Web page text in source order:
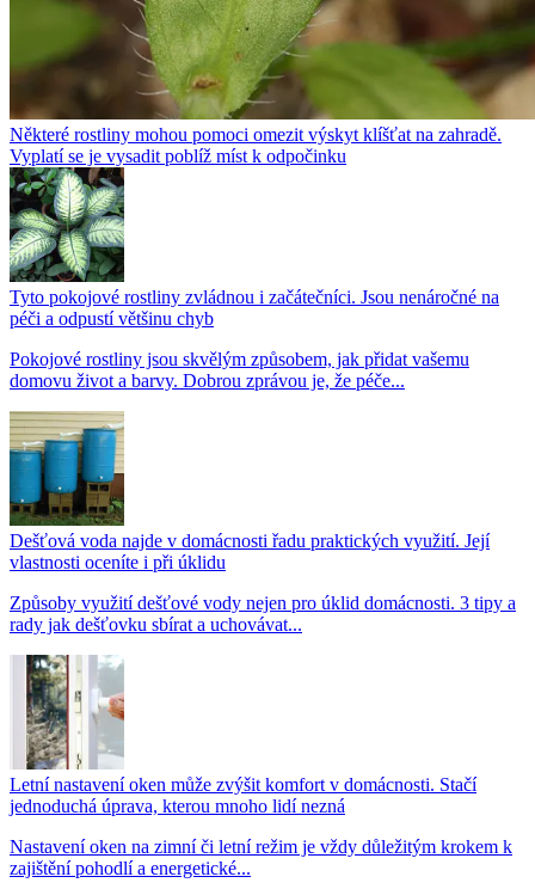
Některé rostliny mohou pomoci omezit výskyt klíšťat na zahradě.
Vyplatí se je vysadit poblíž míst k odpočinku
Tyto pokojové rostliny zvládnou i začátečníci. Jsou nenáročné na
péči a odpustí většinu chyb
Pokojové rostliny jsou skvělým způsobem, jak přidat vašemu
domovu život a barvy. Dobrou zprávou je, že péče...
Dešťová voda najde v domácnosti řadu praktických využití. Její
vlastnosti oceníte i při úklidu
Způsoby využití dešťové vody nejen pro úklid domácnosti. 3 tipy a
rady jak dešťovku sbírat a uchovávat...
Letní nastavení oken může zvýšit komfort v domácnosti. Stačí
jednoduchá úprava, kterou mnoho lidí nezná
Nastavení oken na zimní či letní režim je vždy důležitým krokem k
zajištění pohodlí a energetické...